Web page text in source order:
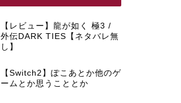
【レビュー】龍が如く 極3 /
外伝DARK TIES【ネタバレ無
し】
【Switch2】ぽこあとか他のゲ
ームとか思うこととか